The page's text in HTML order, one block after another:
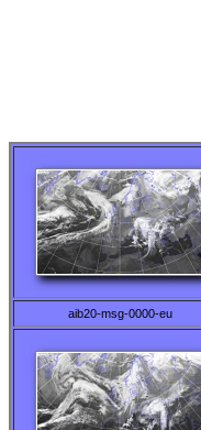
aib20-msg-0000-eu